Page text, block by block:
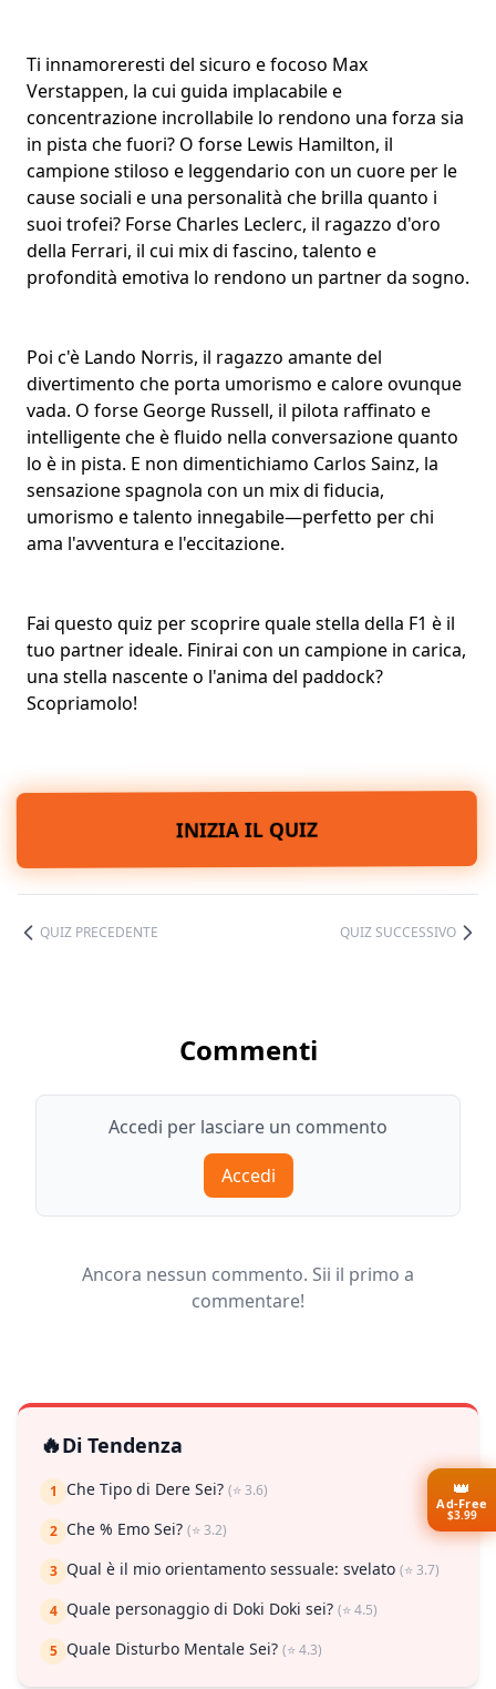
Ti innamoreresti del sicuro e focoso Max
Verstappen, la cui guida implacabile e
concentrazione incrollabile lo rendono una forza sia
in pista che fuori? O forse Lewis Hamilton, il
campione stiloso e leggendario con un cuore per le
cause sociali e una personalità che brilla quanto i
suoi trofei? Forse Charles Leclerc, il ragazzo d'oro
della Ferrari, il cui mix di fascino, talento e
profondità emotiva lo rendono un partner da sogno.
Poi c'è Lando Norris, il ragazzo amante del
divertimento che porta umorismo e calore ovunque
vada. O forse George Russell, il pilota raffinato e
intelligente che è fluido nella conversazione quanto
lo è in pista. E non dimentichiamo Carlos Sainz, la
sensazione spagnola con un mix di fiducia,
umorismo etalento innegabile—perfetto per chi
ama l'avventura e l'eccitazione.
Fai questo quiz per scoprire quale stella della F1 è il
tuo partner ideale. Finirai con un campione in carica,
una stella nascente o l'anima del paddock?
Scopriamolo!
INIZIA IL QUIZ
QUIZ PRECEDENTE QUIZ SUCCESSIVO
Commenti
Accedi per lasciare un commento
Accedi
Ancora nessun commento. Sii il primo a
commentare!
🔥Di Tendenza
1 Che Tipo di Dere Sei? (⭐ 3.6)
2 Che % Emo Sei? (⭐ 3.2)
3 Qual è il mio orientamento sessuale: svelato (⭐ 3.7)
4 Quale personaggio di Doki Doki sei? (⭐ 4.5)
5 Quale Disturbo Mentale Sei? (⭐ 4.3)
👑
Ad-Free
$3.99